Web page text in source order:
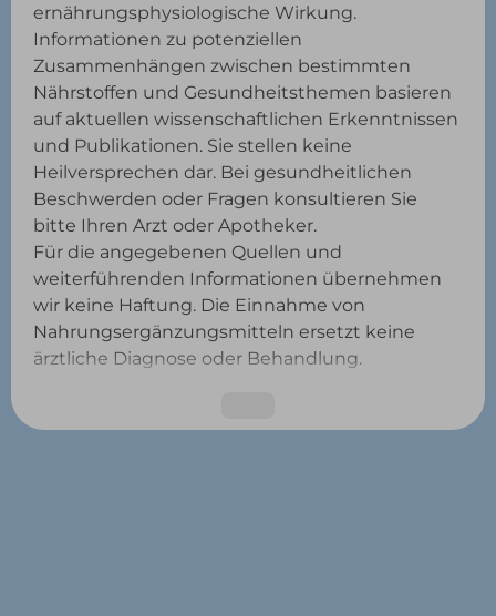
ernährungsphysiologische Wirkung.
Informationen zu potenziellen
Zusammenhängen zwischen bestimmten
Nährstoffen und Gesundheitsthemen basieren
auf aktuellen wissenschaftlichen Erkenntnissen
und Publikationen. Sie stellen keine
Heilversprechen dar. Bei gesundheitlichen
Beschwerden oder Fragen konsultieren Sie
bitte Ihren Arzt oder Apotheker.
Für die angegebenen Quellen und
weiterführenden Informationen übernehmen
wir keine Haftung. Die Einnahme von
Nahrungsergänzungsmitteln ersetzt keine
ärztliche Diagnose oder Behandlung.